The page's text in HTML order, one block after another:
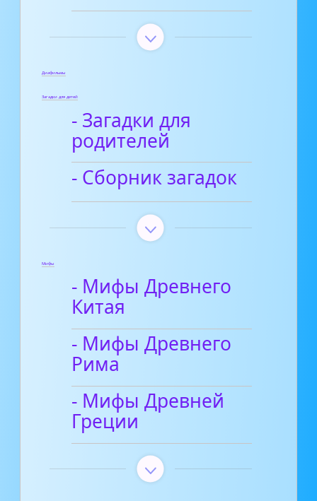
Диафильмы
Загадки для детей
- Загадки для
родителей
- Сборник загадок
Мифы
- Мифы Древнего
Китая
- Мифы Древнего
Рима
- Мифы Древней
Греции